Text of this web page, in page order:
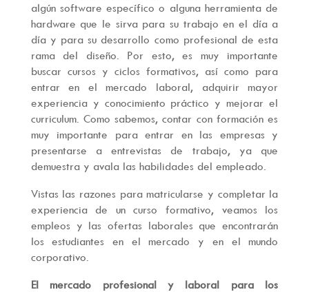
algún software específico o alguna herramienta de
hardware que le sirva para su trabajo en el día a
día y para su desarrollo como profesional de esta
rama del diseño. Por esto, es muy importante
buscar cursos y ciclos formativos, así como para
entrar en el mercado laboral, adquirir mayor
experiencia y conocimiento práctico y mejorar el
curriculum. Como sabemos, contar con formación es
muy importante para entrar en las empresas y
presentarse a entrevistas de trabajo, ya que
demuestra y avala las habilidades del empleado.
Vistas las razones para matricularse y completar la
experiencia de un curso formativo, veamos los
empleos y las ofertas laborales que encontrarán
los estudiantes en el mercado y en el mundo
corporativo.
El mercado profesional y laboral para los